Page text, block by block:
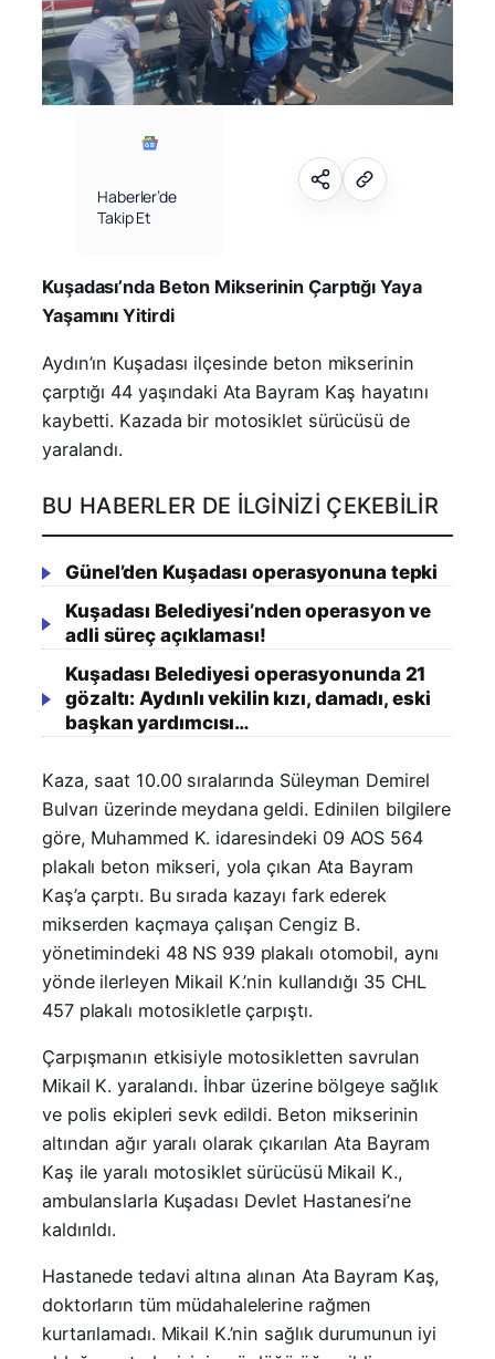
Haberler’de
Takip Et
Kuşadası’nda Beton Mikserinin Çarptığı Yaya
Yaşamını Yitirdi
Aydın’ın Kuşadası ilçesinde beton mikserinin
çarptığı 44 yaşındaki Ata Bayram Kaş hayatını
kaybetti. Kazada bir motosiklet sürücüsü de
yaralandı.
BU HABERLER DE İLGINIZI ÇEKEBILIR
Günel’den Kuşadası operasyonuna tepki
Kuşadası Belediyesi’nden operasyon ve
adli süreç açıklaması!
Kuşadası Belediyesi operasyonunda 21
gözaltı: Aydınlı vekilin kızı, damadı, eski
başkan yardımcısı…
Kaza, saat 10.00 sıralarında Süleyman Demirel
Bulvarı üzerinde meydana geldi. Edinilen bilgilere
göre, Muhammed K. idaresindeki 09 AOS 564
plakalı beton mikseri, yola çıkan Ata Bayram
Kaş’a çarptı. Bu sırada kazayı fark ederek
mikserden kaçmaya çalışan Cengiz B.
yönetimindeki 48 NS 939 plakalı otomobil, aynı
yönde ilerleyen Mikail K.’nin kullandığı 35 CHL
457 plakalı motosikletle çarpıştı.
Çarpışmanın etkisiyle motosikletten savrulan
Mikail K. yaralandı. İhbar üzerine bölgeye sağlık
ve polis ekipleri sevk edildi. Beton mikserinin
altından ağır yaralı olarak çıkarılan Ata Bayram
Kaş ile yaralı motosiklet sürücüsü Mikail K.,
ambulanslarla Kuşadası Devlet Hastanesi’ne
kaldırıldı.
Hastanede tedavi altına alınan Ata Bayram Kaş,
doktorların tüm müdahalelerine rağmen
kurtarılamadı. Mikail K.’nin sağlık durumunun iyi